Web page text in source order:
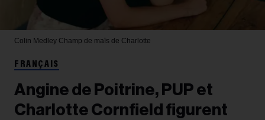
Colin Medley Champ de maïs de Charlotte
FRANÇAIS
Angine de Poitrine, PUP et
Charlotte Cornfield figurent